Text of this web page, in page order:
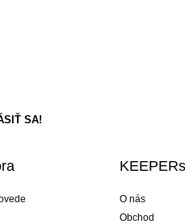
O nás
Obchod